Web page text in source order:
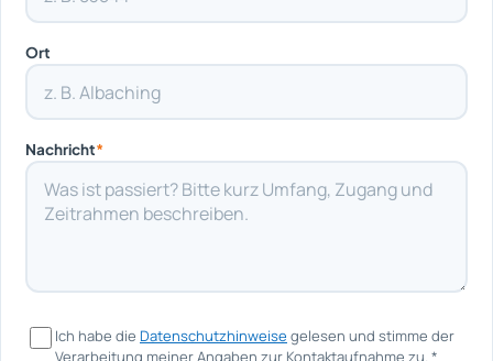
Ort
Nachricht*
Ich habe die Datenschutzhinweise gelesen und stimme der
Verarbeitung meiner Angaben zur Kontaktaufnahme zu.*